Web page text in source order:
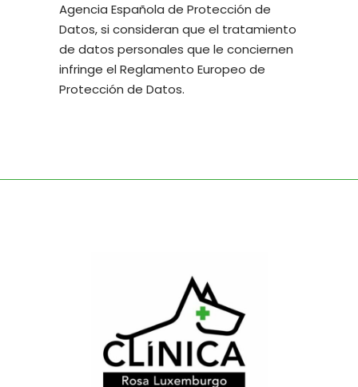
Agencia Española de Protección de
Datos, si consideran que el tratamiento
de datos personales que le conciernen
infringe el Reglamento Europeo de
Protección de Datos.